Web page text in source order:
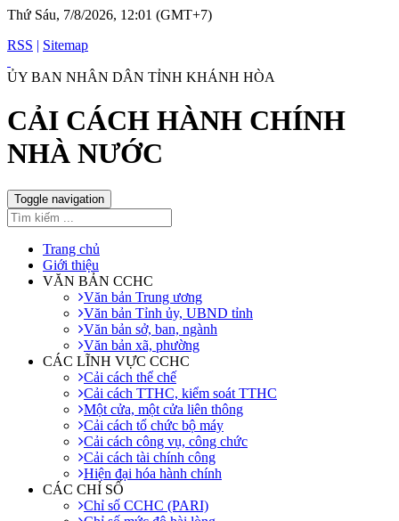
Thứ Sáu, 7/8/2026, 12:01 (GMT+7)
RSS | Sitemap
ỦY BAN NHÂN DÂN TỈNH KHÁNH HÒA
CẢI CÁCH HÀNH CHÍNH
NHÀ NƯỚC
Toggle navigation
Trang chủ
Giới thiệu
VĂN BẢN CCHC
Văn bản Trung ương
Văn bản Tỉnh ủy, UBND tỉnh
Văn bản sở, ban, ngành
Văn bản xã, phường
CÁC LĨNH VỰC CCHC
Cải cách thể chế
Cải cách TTHC, kiểm soát TTHC
Một cửa, một cửa liên thông
Cải cách tổ chức bộ máy
Cải cách công vụ, công chức
Cải cách tài chính công
Hiện đại hóa hành chính
CÁC CHỈ SỐ
Chỉ số CCHC (PARI)